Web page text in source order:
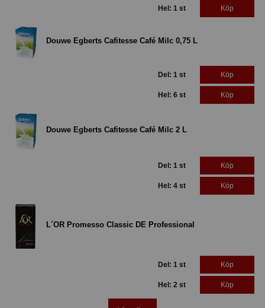
Hel: 1 st Köp
Douwe Egberts Cafitesse Café Milc 0,75 L
Del: 1 st Köp
Hel: 6 st Köp
Douwe Egberts Cafitesse Café Milc 2 L
Del: 1 st Köp
Hel: 4 st Köp
L´OR Promesso Classic DE Professional
Del: 1 st Köp
Hel: 2 st Köp